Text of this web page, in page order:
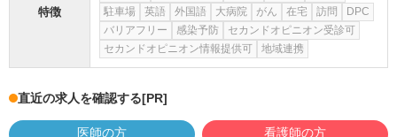
特徴
駐車場
英語 外国語 大病院 がん 在宅 訪問
DPC
バリアフリー
感染予防
セカンドオピニオン受診可
セカンドオピニオン情報提供可
地域連携
直近の求人を確認する[PR]
医師の方 看護師の方